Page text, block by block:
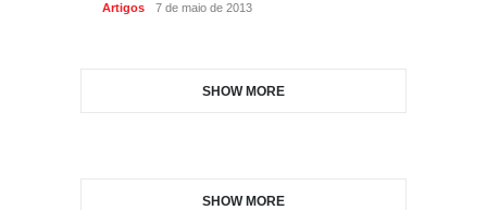
Artigos 7 de maio de 2013
SHOW MORE
SHOW MORE